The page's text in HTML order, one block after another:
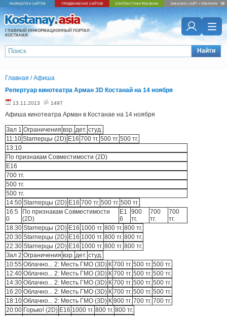
ГЛАВНЫЙ ИНФОРМАЦИОННЫЙ ПОРТАЛ
КОСТАНАЯ
Найти
Главная /Афиша
Репертуар кинотеатра Арман 3D Костанай на 14 ноября
13.11.2013 1497
Афиша кинотеатра Арман в Костанае на 14 ноября
Зал 1 Ограничения взр. дет. студ.
11:10 Starперцы (2D) E16 700 тг. 500 тг. 500 тг.
13:10
По признакам Cовместимости (2D)
E16
700 тг.
500 тг.
500 тг.
14:50 Starперцы (2D) E16 700 тг. 500 тг. 500 тг.
16:5
0
По признакам Cовместимости
(2D)
E1
6
900
тг.
700
тг.
700
тг.
18:30 Starперцы (2D) E16 1000 тг. 800 тг. 800 тг.
20:30 Starперцы (2D) E16 1000 тг. 800 тг. 800 тг.
22:30 Starперцы (2D) E16 1000 тг. 800 тг. 800 тг.
Зал 2 Ограничения взр. дет. студ.
10:55 Облачно... 2: Месть ГМО (3D) К 700 тг. 500 тг. 500 тг.
12:40 Облачно... 2: Месть ГМО (3D) К 700 тг. 500 тг. 500 тг.
14:30 Облачно... 2: Месть ГМО (3D) К 700 тг. 500 тг. 500 тг.
16:20 Облачно... 2: Месть ГМО (3D) К 700 тг. 500 тг. 500 тг.
18:10 Облачно... 2: Месть ГМО (3D) К 900 тг. 700 тг. 700 тг.
20:00 Горько! (2D) E16 1000 тг. 800 тг. 800 тг.